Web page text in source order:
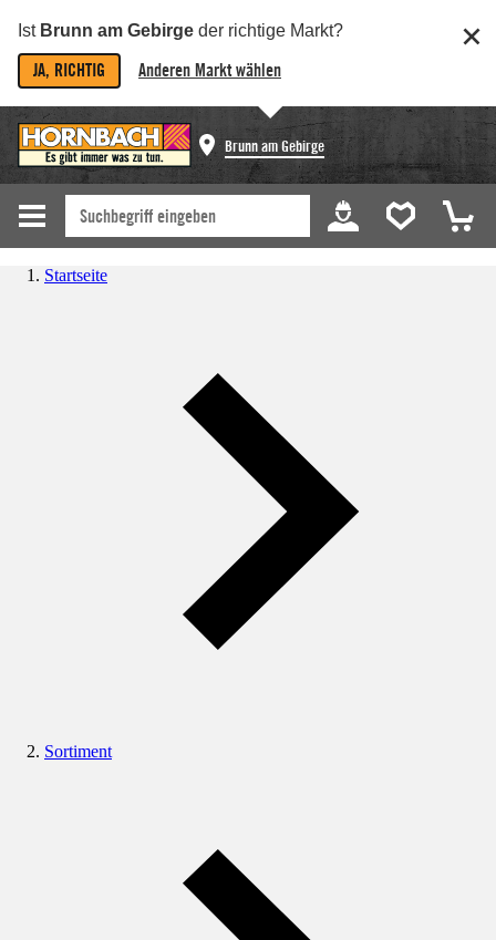
Ist Brunn am Gebirge der richtige Markt?
JA, RICHTIG Anderen Markt wählen
Brunn am Gebirge
Startseite
Sortiment